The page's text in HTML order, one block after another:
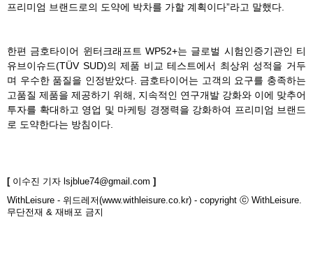
프리미엄 브랜드로의 도약에 박차를 가할 계획이다”라고 말했다.
한편 금호타이어 윈터크래프트 WP52+는 글로벌 시험인증기관인 티
유브이슈드(TÜV SUD)의 제품 비교 테스트에서 최상위 성적을 거두
며 우수한 품질을 인정받았다. 금호타이어는 고객의 요구를 충족하는
고품질 제품을 제공하기 위해, 지속적인 연구개발 강화와 이에 맞추어
투자를 확대하고 영업 및 마케팅 경쟁력을 강화하여 프리미엄 브랜드
로 도약한다는 방침이다.
[이수진 기자 lsjblue74@gmail.com ]
WithLeisure - 위드레저(www.withleisure.co.kr) - copyright ⓒ WithLeisure.
무단전재 & 재배포 금지